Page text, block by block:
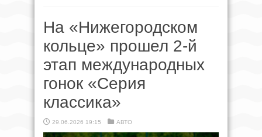
На «Нижегородском
кольце» прошел 2‑й
этап международных
гонок «Серия
классика»
29.06.2026 19:15 АВТО